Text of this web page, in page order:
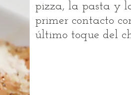
pizza, la pasta y
primer contacto
último toque del